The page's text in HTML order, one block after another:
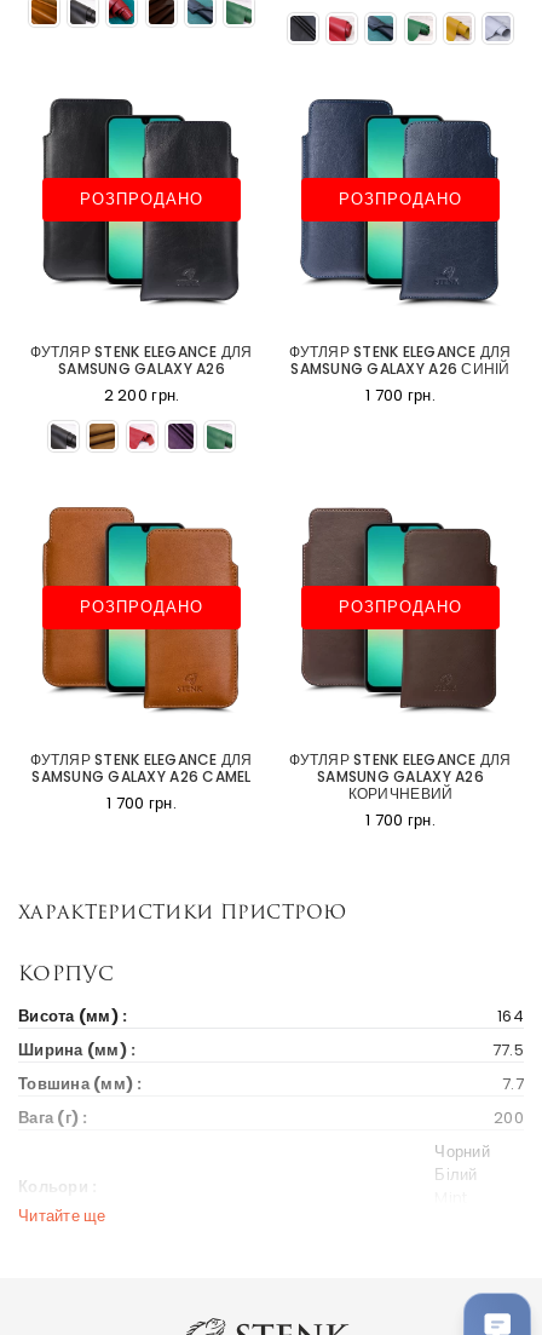
РОЗПРОДАНО
ФУТЛЯР STENK ELEGANCE ДЛЯ
SAMSUNG GALAXY A26
2 200 грн.
РОЗПРОДАНО
ФУТЛЯР STENK ELEGANCE ДЛЯ
SAMSUNG GALAXY A26 СИНІЙ
1 700 грн.
РОЗПРОДАНО
ФУТЛЯР STENK ELEGANCE ДЛЯ
SAMSUNG GALAXY A26 CAMEL
1 700 грн.
РОЗПРОДАНО
ФУТЛЯР STENK ELEGANCE ДЛЯ
SAMSUNG GALAXY A26
КОРИЧНЕВИЙ
1 700 грн.
Характеристики пристрою
Корпус
Висота (мм) :
164
Ширина (мм) :
77.5
Товшина (мм) :
7.7
Вага (г) :
200
Кольори :
Чорний
Білий
6.7
Читайте ще